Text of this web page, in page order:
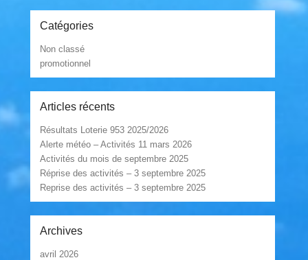
Catégories
Non classé
promotionnel
Articles récents
Résultats Loterie 953 2025/2026
Alerte météo – Activités 11 mars 2026
Activités du mois de septembre 2025
Réprise des activités – 3 septembre 2025
Reprise des activités – 3 septembre 2025
Archives
avril 2026